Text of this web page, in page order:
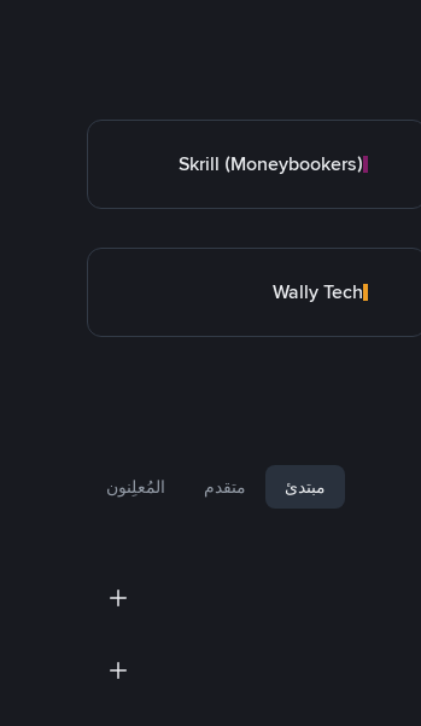
Skrill (Moneybookers)
Wally Tech
مبتدئ متقدم المُعلِنون